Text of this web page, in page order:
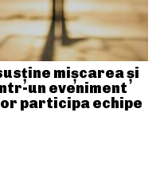
mişcarea și
un eveniment
participa echipe